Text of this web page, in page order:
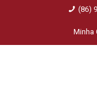
(86)
Minha